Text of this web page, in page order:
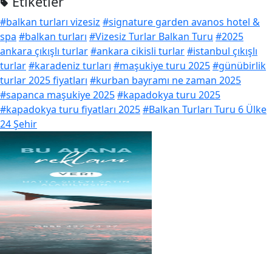
#balkan turları vizesiz #signature garden avanos hotel &
spa #balkan turları #Vizesiz Turlar Balkan Turu #2025
ankara çıkışlı turlar#ankara cikisli turlar#istanbul çıkışlı
turlar#karadeniz turları #maşukiye turu 2025#günübirlik
turlar 2025 fiyatları #kurban bayramı ne zaman 2025
#sapanca maşukiye 2025#kapadokya turu 2025
#kapadokya turu fiyatları 2025#Balkan Turları Turu 6 Ülke
24 Şehir